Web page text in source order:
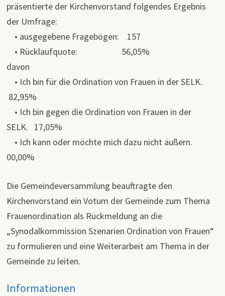
präsentierte der Kirchenvorstand folgendes Ergebnis
der Umfrage:
• ausgegebene Fragebögen: 157
• Rücklaufquote: 56,05%
davon
• Ich bin für die Ordination von Frauen in der SELK.
82,95%
• Ich bin gegen die Ordination von Frauen in der
SELK. 17,05%
• Ich kann oder möchte mich dazu nicht äußern.
00,00%
Die Gemeindeversammlung beauftragte den
Kirchenvorstand ein Votum der Gemeinde zum Thema
Frauenordination als Rückmeldung an die
„Synodalkommission Szenarien Ordination von Frauen“
zu formulieren und eine Weiterarbeit am Thema in der
Gemeinde zu leiten.
Informationen